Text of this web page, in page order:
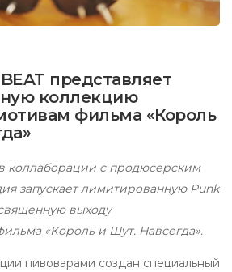
представляет
коллекцию
фильма «Король
коллаборации с продюсерским
запускает лимитированную Punk
выходу
«Король и Шут. Навсегда».
пивоварами создан специальный